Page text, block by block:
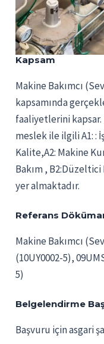
Kapsam
Makine Bakımcı
kapsamında
faaliyetlerini
meslek ile ilgili A1: :
Kalite,A2: Makine
Bakım ,
yer almaktadır.
Referans
Makine Bakımcı
(10UY0002-5),
5)
Belgelendirme
Başvuru için asgari